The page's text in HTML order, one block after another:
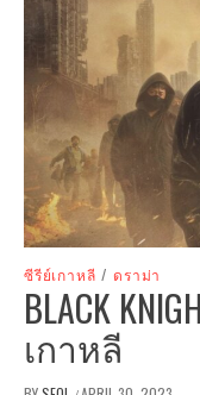
ซีรีย์เกาหลี / ดราม่า
BLACK
เกาหลี